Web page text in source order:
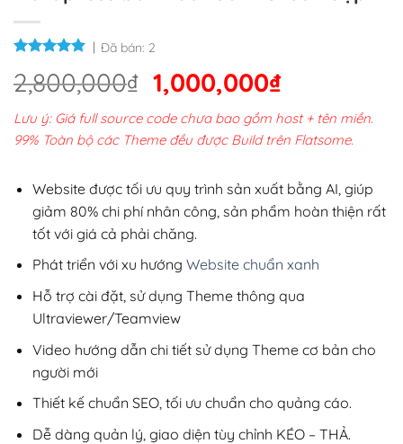
Đã bán: 2
2,800,000₫ Giá
gốc
là:
2,800,000₫.
1,000,000₫Giá
hiện
tại
Lưu ý: Giá full source code chưa bao gồm host + tên miền.
99% Toàn bộ các Theme đều được Build trên Flatsome.
Website được tối ưu quy trình sản xuất bằng AI, giúp
giảm 80% chi phí nhân công, sản phẩm hoàn thiện rất
tốt với giá cả phải chăng.
Phát triển với xu hướng Website chuẩn xanh
Hỗ trợ cài đặt, sử dụng Theme thông qua
Ultraviewer/Teamview
Video hướng dẫn chi tiết sử dụng Theme cơ bản cho
người mới
Thiết kế chuẩn SEO, tối ưu chuẩn cho quảng cáo.
Dễ dàng quản lý, giao diện tùy chỉnh KÉO – THẢ.